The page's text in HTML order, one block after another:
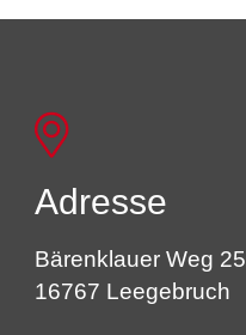
Adresse
Bärenklauer Weg 25
16767 Leegebruch